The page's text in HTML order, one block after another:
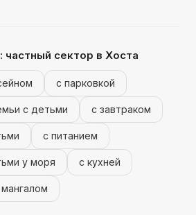
частный сектор в Хоста
с парковкой
с детьми с завтраком
с питанием
у моря с кухней